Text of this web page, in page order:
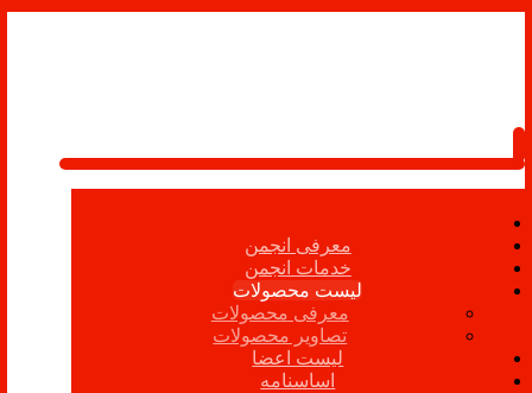
معرفی انجمن
خدمات انجمن
لیست محصولات
معرفی محصولات
تصاویر محصولات
لیست اعضا
اساسنامه